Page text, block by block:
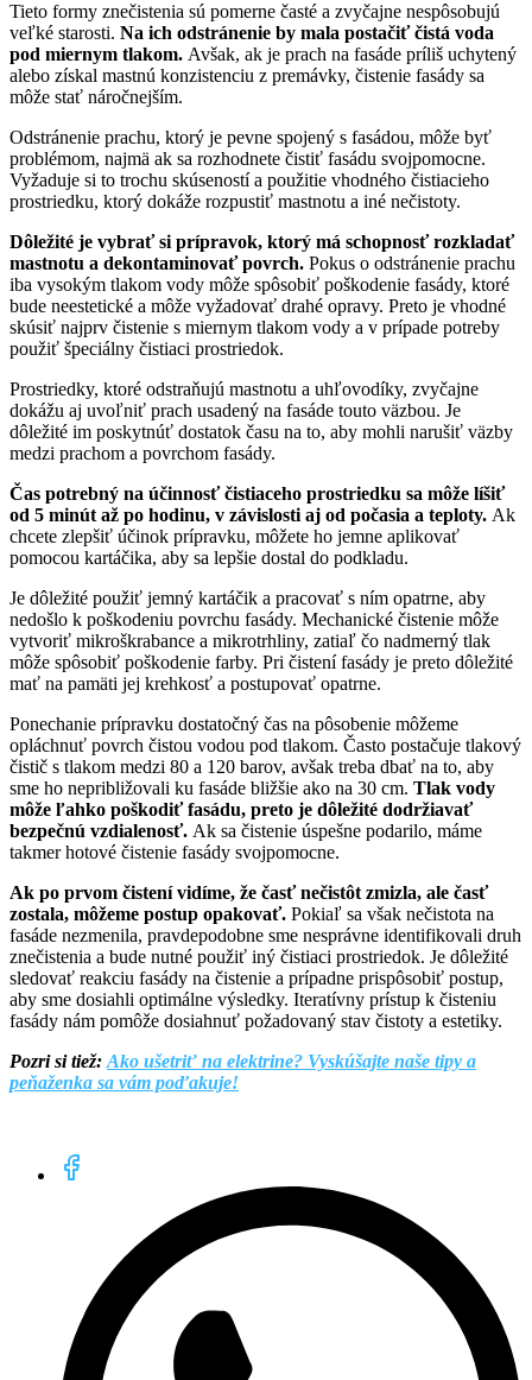
Tieto formy znečistenia sú pomerne časté a zvyčajne nespôsobujú
veľké starosti. Na ich odstránenie by mala postačiť čistá voda
pod miernym tlakom. Avšak, ak je prach na fasáde príliš uchytený
alebo získal mastnú konzistenciu z premávky, čistenie fasády sa
môže stať náročnejším.
Odstránenie prachu, ktorý je pevne spojený s fasádou, môže byť
problémom, najmä ak sa rozhodnete čistiť fasádu svojpomocne.
Vyžaduje si to trochu skúseností a použitie vhodného čistiacieho
prostriedku, ktorý dokáže rozpustiť mastnotu a iné nečistoty.
Dôležité je vybrať si prípravok, ktorý má schopnosť rozkladať
mastnotu a dekontaminovať povrch. Pokus o odstránenie prachu
iba vysokým tlakom vody môže spôsobiť poškodenie fasády, ktoré
bude neestetické a môže vyžadovať drahé opravy. Preto je vhodné
skúsiť najprv čistenie s miernym tlakom vody a v prípade potreby
použiť špeciálny čistiaci prostriedok.
Prostriedky, ktoré odstraňujú mastnotu a uhľovodíky, zvyčajne
dokážu aj uvoľniť prach usadený na fasáde touto väzbou. Je
dôležité im poskytnúť dostatok času na to, aby mohli narušiť väzby
medzi prachom a povrchom fasády.
Čas potrebný na účinnosť čistiaceho prostriedku sa môže líšiť
od 5 minút až po hodinu, v závislosti aj od počasia a teploty. Ak
chcete zlepšiť účinok prípravku, môžete ho jemne aplikovať
pomocou kartáčika, aby sa lepšie dostal do podkladu.
Je dôležité použiť jemný kartáčik a pracovať s ním opatrne, aby
nedošlo k poškodeniu povrchu fasády. Mechanické čistenie môže
vytvoriť mikroškrabance a mikrotrhliny, zatiaľ čo nadmerný tlak
môže spôsobiť poškodenie farby. Pri čistení fasády je preto dôležité
mať na pamäti jej krehkosť a postupovať opatrne.
Ponechanie prípravku dostatočný čas na pôsobenie môžeme
opláchnuť povrch čistou vodou pod tlakom. Často postačuje tlakový
čistič s tlakom medzi 80 a 120 barov, avšak treba dbať na to, aby
sme ho nepribližovali ku fasáde bližšie ako na 30 cm. Tlak vody
môže ľahko poškodiť fasádu, preto je dôležité dodržiavať
bezpečnú vzdialenosť. Ak sa čistenie úspešne podarilo, máme
takmer hotové čistenie fasády svojpomocne.
Ak po prvom čistení vidíme, že časť nečistôt zmizla, ale časť
zostala, môžeme postup opakovať. Pokiaľ sa však nečistota na
fasáde nezmenila, pravdepodobne sme nesprávne identifikovali druh
znečistenia a bude nutné použiť iný čistiaci prostriedok. Je dôležité
sledovať reakciu fasády na čistenie a prípadne prispôsobiť postup,
aby sme dosiahli optimálne výsledky. Iteratívny prístup k čisteniu
fasády nám pomôže dosiahnuť požadovaný stav čistoty a estetiky.
Pozri si tiež: Ako ušetriť na elektrine? Vyskúšajte naše tipy a
peňaženka sa vám poďakuje!